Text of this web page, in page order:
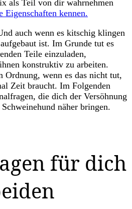
als Teil von dir wahrnehmen
Eigenschaften kennen.
auch wenn es kitschig klingen
ist. Im Grunde tut es
Teile einzuladen,
konstruktiv zu arbeiten.
wenn es das nicht tut,
Zeit braucht. Im Folgenden
die dich der Versöhnung
näher bringen.
für dich